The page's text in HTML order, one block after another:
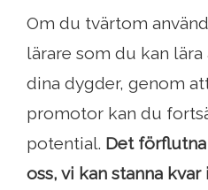
Om du tvärtom
lärare som du kan
dina dygder, genom
promotor kan du
potential. Det
oss, vi kan stanna